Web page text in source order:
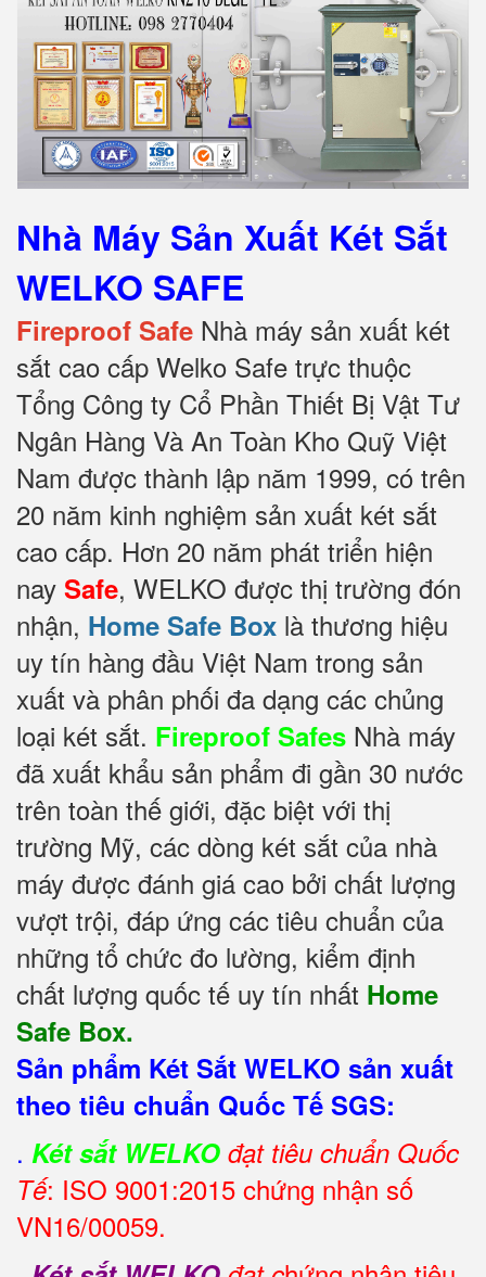
Nhà Máy Sản Xuất Két Sắt
WELKO SAFE
Fireproof Safe Nhà máy sản xuất két
sắt cao cấp Welko Safe trực thuộc
Tổng Công ty Cổ Phần Thiết Bị Vật Tư
Ngân Hàng Và An Toàn Kho Quỹ Việt
Nam được thành lập năm 1999, có trên
20 năm kinh nghiệm sản xuất két sắt
cao cấp. Hơn 20 năm phát triển hiện
nay Safe, WELKO được thị trường đón
nhận, Home Safe Box là thương hiệu
uy tín hàng đầu Việt Nam trong sản
xuất và phân phối đa dạng các chủng
loại két sắt. Fireproof Safes Nhà máy
đã xuất khẩu sản phẩm đi gần 30 nước
trên toàn thế giới, đặc biệt với thị
trường Mỹ, các dòng két sắt của nhà
máy được đánh giá cao bởi chất lượng
vượt trội, đáp ứng các tiêu chuẩn của
những tổ chức đo lường, kiểm định
chất lượng quốc tế uy tín nhất Home
Safe Box.
Sản phẩm Két Sắt WELKO sản xuất
theo tiêu chuẩn Quốc Tế SGS:
. Két sắt WELKO đạt tiêu chuẩn Quốc
Tế: ISO 9001:2015 chứng nhận số
VN16/00059.